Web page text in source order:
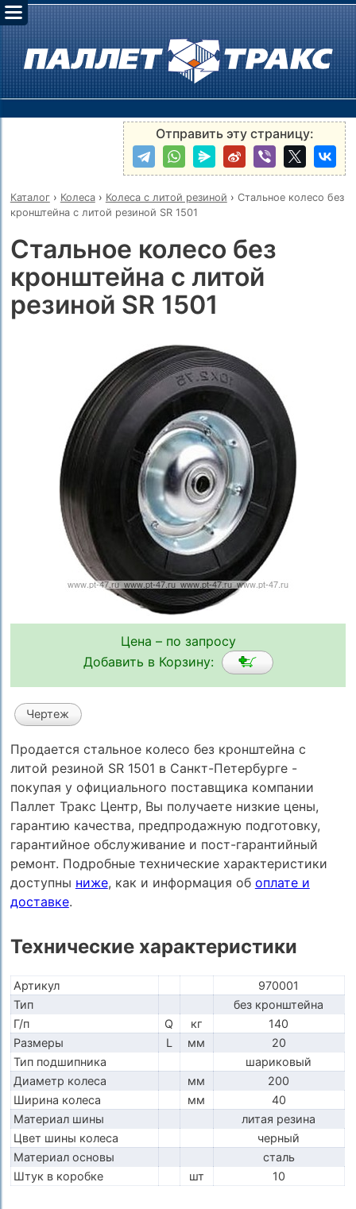
Отправить эту страницу:
Каталог› Колеса› Колеса с литой резиной › Стальное колесо без
кронштейна с литой резиной SR 1501
Стальное колесо без
кронштейна с литой
резиной SR 1501
Цена – по запросу
Добавить в Корзину:
Чертеж
Продается стальное колесо без кронштейна с
литой резиной SR 1501 в Санкт-Петербурге -
покупая у официального поставщика компании
Паллет Тракс Центр, Вы получаете низкие цены,
гарантию качества, предпродажную подготовку,
гарантийное обслуживание и пост-гарантийный
ремонт. Подробные технические характеристики
доступны ниже, как и информация об оплате и
доставке.
Технические характеристики
Артикул
970001
Тип
без кронштейна
Г/п
Q кг
140
Размеры
L мм
20
Тип подшипника
шариковый
Диаметр колеса
мм
200
Ширина колеса
мм
40
Материал шины
литая резина
Цвет шины колеса
черный
Материал основы
сталь
Штук в коробке
шт 10